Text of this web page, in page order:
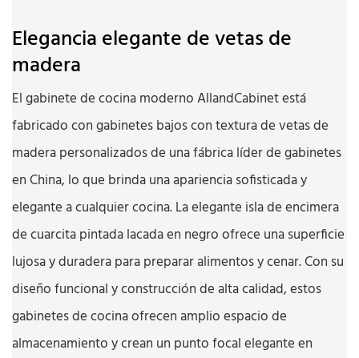
Elegancia elegante de vetas de
madera
El gabinete de cocina moderno AllandCabinet está
fabricado con gabinetes bajos con textura de vetas de
madera personalizados de una fábrica líder de gabinetes
en China, lo que brinda una apariencia sofisticada y
elegante a cualquier cocina. La elegante isla de encimera
de cuarcita pintada lacada en negro ofrece una superficie
lujosa y duradera para preparar alimentos y cenar. Con su
diseño funcional y construcción de alta calidad, estos
gabinetes de cocina ofrecen amplio espacio de
almacenamiento y crean un punto focal elegante en